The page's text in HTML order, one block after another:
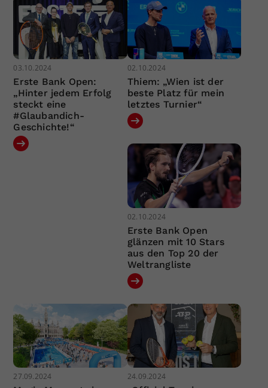
03.10.2024
Erste Bank Open:
„Hinter jedem Erfolg
steckt eine
#Glaubandich-
Geschichte!“
02.10.2024
Thiem: „Wien ist der
beste Platz für mein
letztes Turnier“
02.10.2024
Erste Bank Open
glänzen mit 10 Stars
aus den Top 20 der
Weltrangliste
27.09.2024 24.09.2024